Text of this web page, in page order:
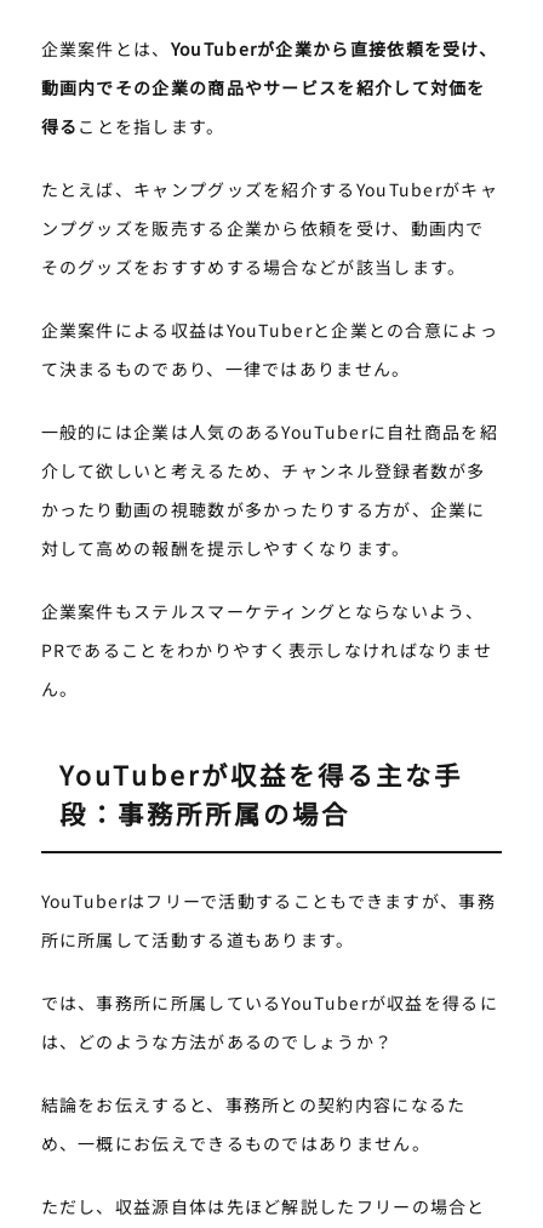
企業案件とは、 YouTuberが企業から直接依頼を受け、
動画内でその企業の商品やサービスを紹介して対価を
得る ことを指します。
たとえば、キャンプグッズを紹介するYouTuberがキャ
ンプグッズを販売する企業から依頼を受け、動画内で
そのグッズをおすすめする場合などが該当します。
企業案件による収益はYouTuberと企業との合意によっ
て決まるものであり、一律ではありません。
一般的には企業は人気のあるYouTuberに自社商品を紹
介して欲しいと考えるため、チャンネル登録者数が多
かったり動画の視聴数が多かったりする方が、企業に
対して高めの報酬を提示しやすくなります。
企業案件もステルスマーケティングとならないよう、
PRであることをわかりやすく表示しなければなりませ
ん。
YouTuberが収益を得る主な手
段：事務所所属の場合
YouTuberはフリーで活動することもできますが、事務
所に所属して活動する道もあります。
では、事務所に所属しているYouTuberが収益を得るに
は、どのような方法があるのでしょうか？
結論をお伝えすると、事務所との契約内容になるた
め、一概にお伝えできるものではありません。
ただし、収益源自体は先ほど解説したフリーの場合と